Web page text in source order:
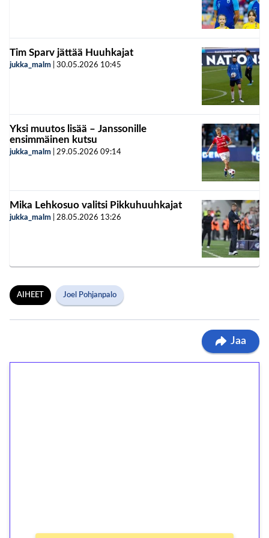
Tim Sparv jättää Huuhkajat
jukka_malm 30.05.2026 10:45
Yksi muutos lisää – Janssonille
ensimmäinen kutsu
jukka_malm 29.05.2026 09:14
Mika Lehkosuo valitsi Pikkuhuuhkajat
jukka_malm 28.05.2026 13:26
AIHEET Joel Pohjanpalo
Jaa